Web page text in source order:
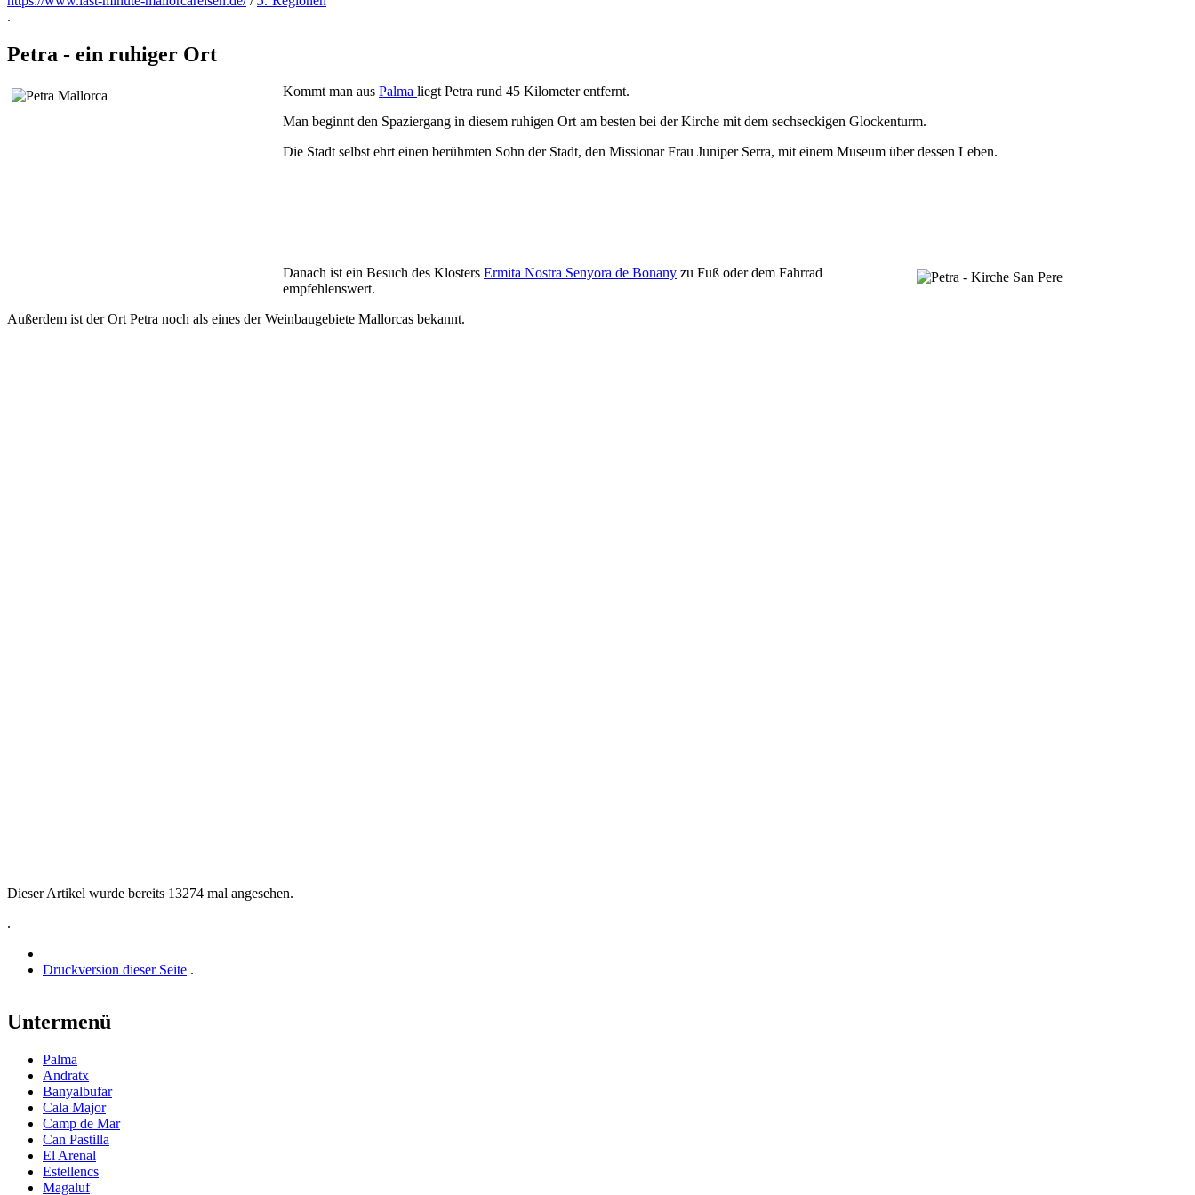
.
Petra - ein ruhiger Ort
Kommt man aus Palma liegt Petra rund 45 Kilometer entfernt.
Man beginnt den Spaziergang in diesem ruhigen Ort am besten bei der Kirche mit dem sechseckigen Glockenturm.
Die Stadt selbst ehrt einen berühmten Sohn der Stadt, den Missionar Frau Juniper Serra, mit einem Museum über dessen Leben.
Danach ist ein Besuch des Klosters Ermita Nostra Senyora de Bonany zu Fuß oder dem Fahrrad
empfehlenswert.
Außerdem ist der Ort Petra noch als eines der Weinbaugebiete Mallorcas bekannt.
Dieser Artikel wurde bereits 13274 mal angesehen.
.
Druckversion dieser Seite .
Untermenü
Palma
Andratx
Banyalbufar
Cala Major
Camp de Mar
Can Pastilla
El Arenal
Estellencs
Magaluf